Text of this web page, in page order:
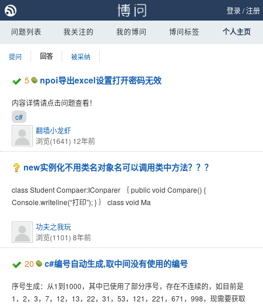
登录/注册
问题列表 我关注的 我的博问 博问标签 个人主页
提问 回答 被采纳
5 npoi导出excel设置打开密码无效
内容详情请点击问题查看！
c#
翻墙小龙虾
浏览(1641) 12年前
new实例化不用类名对象名可以调用类中方法？？？
class Student Compaer:IConparer ｛ public void Compare() {
Console.writeline(“打印”); } ｝ class void Ma
功夫之我玩
浏览(1101) 8年前
20 c#编号自动生成,取中间没有使用的编号
序号生成：从1到1000，其中已使用了部分序号，存在不连续的，如目前是
1，2，3，7，12，13，22，31，53，121，221，671，998，现需要获取